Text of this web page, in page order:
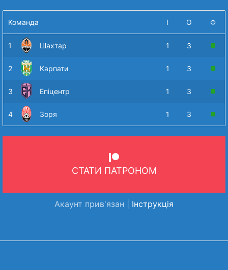
Команда І О Ф
1 Шахтар 1 3
2 Карпати 1 3
3 Епіцентр 1 3
4 Зоря 1 3
СТАТИ ПАТРОНОМ
Акаунт прив'язан | Інструкція